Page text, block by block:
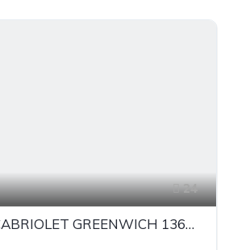
24
MINI COOPER CABRIOLET GREENWICH 136CV BVA7